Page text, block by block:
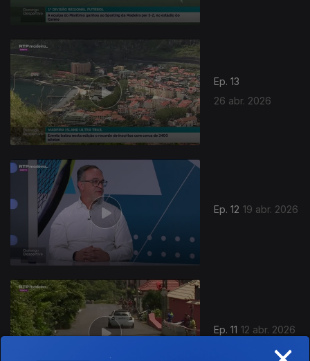
Ep. 13
26 abr. 2026
Ep. 12 19 abr. 2026
Ep. 11 12 abr. 2026
921823